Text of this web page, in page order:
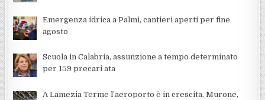
Emergenza idrica a Palmi, cantieri aperti per fine
agosto
Scuola in Calabria, assunzione a tempo determinato
per 159 precari ata
A Lamezia Terme l’aeroporto è in crescita, Murone,